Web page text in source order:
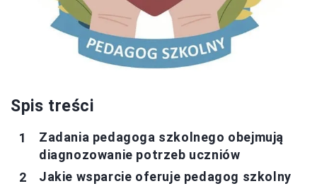
Spis treści
Zadania pedagoga szkolnego obejmują
diagnozowanie potrzeb uczniów
Jakie wsparcie oferuje pedagog szkolny